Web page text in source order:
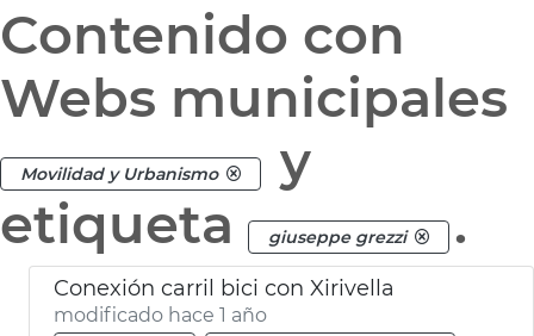
Contenido con
Webs municipales
Movilidad y Urbanismo
y
etiqueta
giuseppe grezzi .
Conexión carril bici con Xirivella
modificado hace 1 año